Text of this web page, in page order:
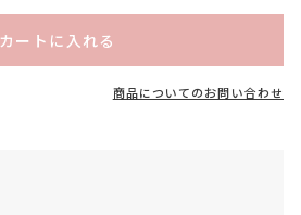
カートに入れる
商品についてのお問い合わせ